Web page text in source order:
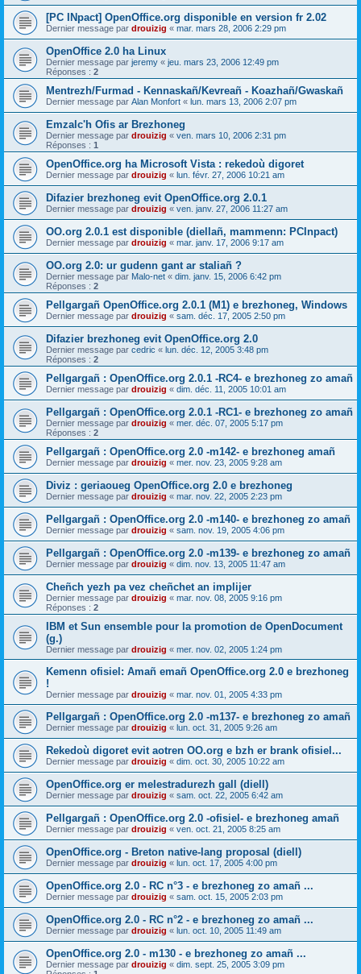
[PC INpact] OpenOffice.org disponible en version fr 2.02
Dernier message par drouizig « mar. mars 28, 2006 2:29 pm
OpenOffice 2.0 ha Linux
Dernier message par jeremy « jeu. mars 23, 2006 12:49 pm
Réponses : 2
Mentrezh/Furmad - Kennaskañ/Kevreañ - Koazhañ/Gwaskañ
Dernier message par Alan Monfort « lun. mars 13, 2006 2:07 pm
Emzalc'h Ofis ar Brezhoneg
Dernier message par drouizig « ven. mars 10, 2006 2:31 pm
Réponses : 1
OpenOffice.org ha Microsoft Vista : rekedoù digoret
Dernier message par drouizig « lun. févr. 27, 2006 10:21 am
Difazier brezhoneg evit OpenOffice.org 2.0.1
Dernier message par drouizig « ven. janv. 27, 2006 11:27 am
OO.org 2.0.1 est disponible (diellañ, mammenn: PCInpact)
Dernier message par drouizig « mar. janv. 17, 2006 9:17 am
OO.org 2.0: ur gudenn gant ar staliañ ?
Dernier message par Malo-net « dim. janv. 15, 2006 6:42 pm
Réponses : 2
Pellgargañ OpenOffice.org 2.0.1 (M1) e brezhoneg, Windows
Dernier message par drouizig « sam. déc. 17, 2005 2:50 pm
Difazier brezhoneg evit OpenOffice.org 2.0
Dernier message par cedric « lun. déc. 12, 2005 3:48 pm
Réponses : 2
Pellgargañ : OpenOffice.org 2.0.1 -RC4- e brezhoneg zo amañ
Dernier message par drouizig « dim. déc. 11, 2005 10:01 am
Pellgargañ : OpenOffice.org 2.0.1 -RC1- e brezhoneg zo amañ
Dernier message par drouizig « mer. déc. 07, 2005 5:17 pm
Réponses : 2
Pellgargañ : OpenOffice.org 2.0 -m142- e brezhoneg amañ
Dernier message par drouizig « mer. nov. 23, 2005 9:28 am
Diviz : geriaoueg OpenOffice.org 2.0 e brezhoneg
Dernier message par drouizig « mar. nov. 22, 2005 2:23 pm
Pellgargañ : OpenOffice.org 2.0 -m140- e brezhoneg zo amañ
Dernier message par drouizig « sam. nov. 19, 2005 4:06 pm
Pellgargañ : OpenOffice.org 2.0 -m139- e brezhoneg zo amañ
Dernier message par drouizig « dim. nov. 13, 2005 11:47 am
Cheñch yezh pa vez cheñchet an implijer
Dernier message par drouizig « mar. nov. 08, 2005 9:16 pm
Réponses : 2
IBM et Sun ensemble pour la promotion de OpenDocument
(g.)
Dernier message par drouizig « mer. nov. 02, 2005 1:24 pm
Kemenn ofisiel: Amañ emañ OpenOffice.org 2.0 e brezhoneg
!
Dernier message par drouizig « mar. nov. 01, 2005 4:33 pm
Pellgargañ : OpenOffice.org 2.0 -m137- e brezhoneg zo amañ
Dernier message par drouizig « lun. oct. 31, 2005 9:26 am
Rekedoù digoret evit aotren OO.org e bzh er brank ofisiel...
Dernier message par drouizig « dim. oct. 30, 2005 10:22 am
OpenOffice.org er melestradurezh gall (diell)
Dernier message par drouizig « sam. oct. 22, 2005 6:42 am
Pellgargañ : OpenOffice.org 2.0 -ofisiel- e brezhoneg amañ
Dernier message par drouizig « ven. oct. 21, 2005 8:25 am
OpenOffice.org - Breton native-lang proposal (diell)
Dernier message par drouizig « lun. oct. 17, 2005 4:00 pm
OpenOffice.org 2.0 - RC n°3 - e brezhoneg zo amañ ...
Dernier message par drouizig « sam. oct. 15, 2005 2:03 pm
OpenOffice.org 2.0 - RC n°2 - e brezhoneg zo amañ ...
Dernier message par drouizig « lun. oct. 10, 2005 11:49 am
OpenOffice.org 2.0 - m130 - e brezhoneg zo amañ ...
Dernier message par drouizig « dim. sept. 25, 2005 3:09 pm